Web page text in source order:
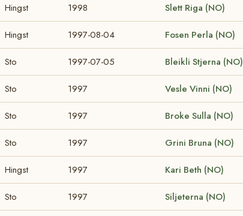
Hingst 1998 Slett Riga (NO)
Hingst 1997-08-04 Fosen Perla (NO)
Sto 1997-07-05 Bleikli Stjerna (NO)
Sto 1997 Vesle Vinni (NO)
Sto 1997 Broke Sulla (NO)
Sto 1997 Grini Bruna (NO)
Hingst 1997 Kari Beth (NO)
Sto 1997 Siljeterna (NO)